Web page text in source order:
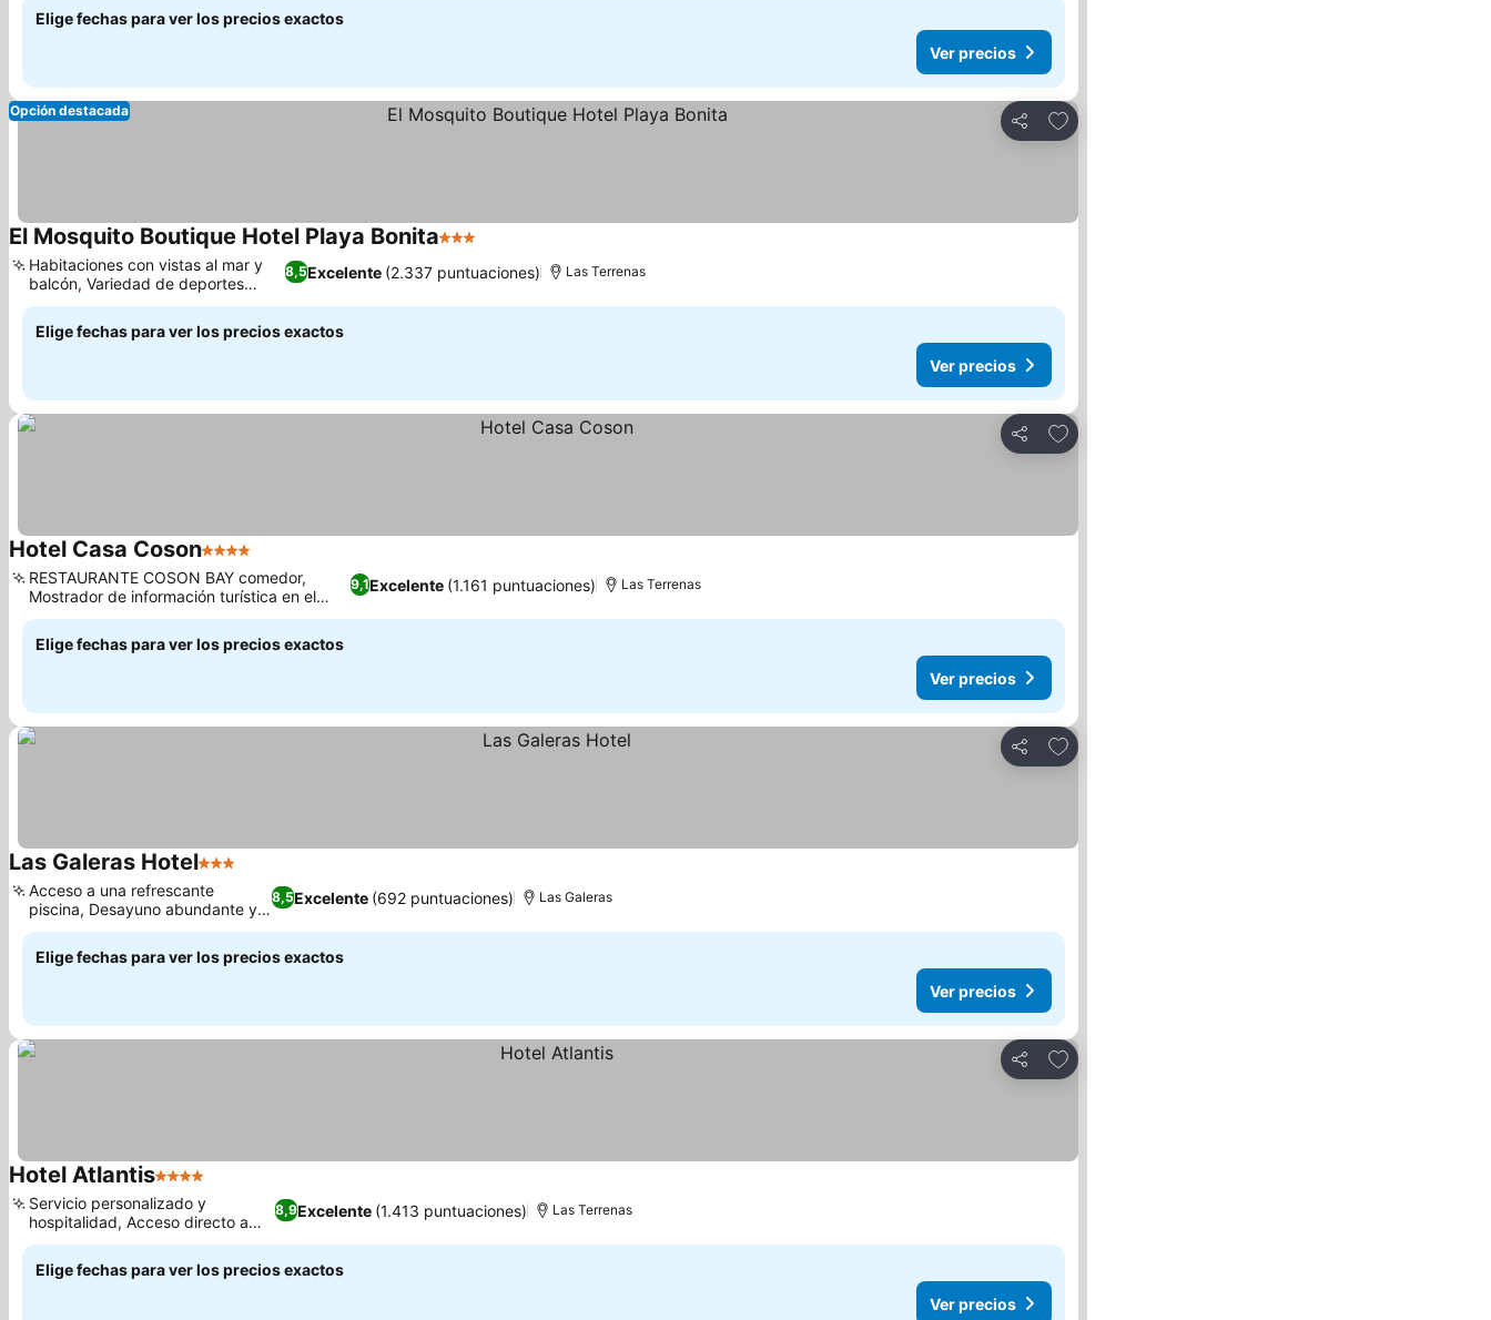
Elige fechas para ver los precios exactos
Ver precios
Compartir
Agregar a favoritos
Opción destacada
El Mosquito Boutique Hotel Playa Bonita3 Estrellas
8,5Excelente (2.337 puntuaciones)
Habitaciones con vistas al mar y
balcón, Variedad de deportes
acuáticos
Las Terrenas
Elige fechas para ver los precios exactos
Ver precios
Compartir
Agregar a favoritos
Hotel Casa Coson4 Estrellas
9,1Excelente (1.161 puntuaciones)
RESTAURANTE COSON BAY comedor,
Mostrador de información turística en el
lugar para actividades
Las Terrenas
Elige fechas para ver los precios exactos
Ver precios
Compartir
Agregar a favoritos
Las Galeras Hotel3 Estrellas
8,5Excelente (692 puntuaciones)
Acceso a una refrescante
piscina, Desayuno abundante y
variado
Las Galeras
Elige fechas para ver los precios exactos
Ver precios
Compartir
Agregar a favoritos
Hotel Atlantis4 Estrellas
8,9Excelente (1.413 puntuaciones)
Servicio personalizado y
hospitalidad, Acceso directo a
Playa Bonita
Las Terrenas
Elige fechas para ver los precios exactos
Ver precios